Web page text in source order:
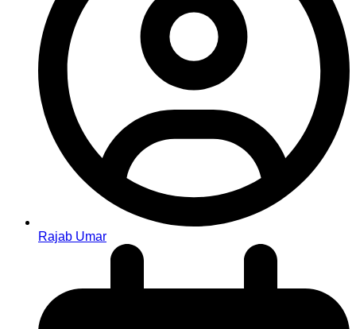
Rajab Umar